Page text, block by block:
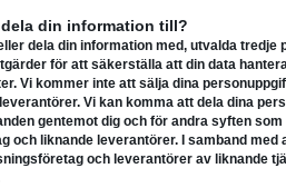
din information till?
dela din information med, utvalda
för att säkerställa att din data
Vi kommer inte att sälja dina
Vi kan komma att dela dina
gentemot dig och för andra syften
och liknande leverantörer. I samband
och leverantörer av liknande